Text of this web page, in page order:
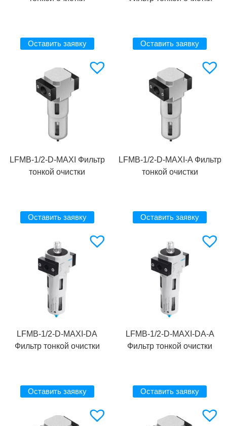
Оставить заявку Оставить заявку
LFMB-1/2-D-MAXI Фильтр
тонкой очистки
Оставить заявку
LFMB-1/2-D-MAXI-A Фильтр
тонкой очистки
Оставить заявку
LFMB-1/2-D-MAXI-DA
Фильтр тонкой очистки
Оставить заявку
LFMB-1/2-D-MAXI-DA-A
Фильтр тонкой очистки
Оставить заявку